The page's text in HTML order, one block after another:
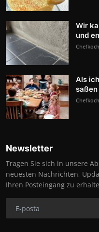
Wir
und
Chefkoch
Als
saßen
Chefkoch
Newsletter
Tragen Sie sich in unsere
neuesten Nachrichten,
Ihren Posteingang zu